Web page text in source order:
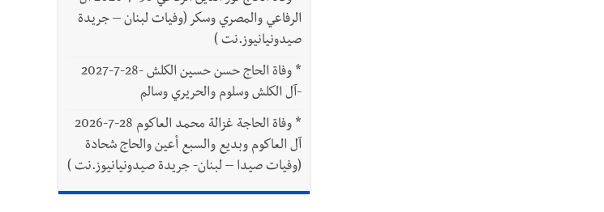
الرفاعي والمصري وسكر (وفيات لبنان – جريدة
صيدونيانيوز.نت )
*
وفاة الحاج حسن حسين الكلش -28-7-2027
-آل الكلش وسلوم والحريري وسالم
*
وفاة الحاجة غزالة محمد العاكوم 28-7-2026
آل العاكوم وبديع والسبع أعين والحاج شحادة
(وفيات صيدا – لبنان- جريدة صيدونيانيوز.نت )